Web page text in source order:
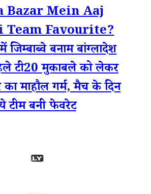
Bazar Mein Aaj
Team Favourite?
जिम्बाब्वे बनाम बांग्लादेश
टी20 मुकाबले को लेकर
का माहौल गर्म, मैच के दिन
टीम बनी फेवरेट